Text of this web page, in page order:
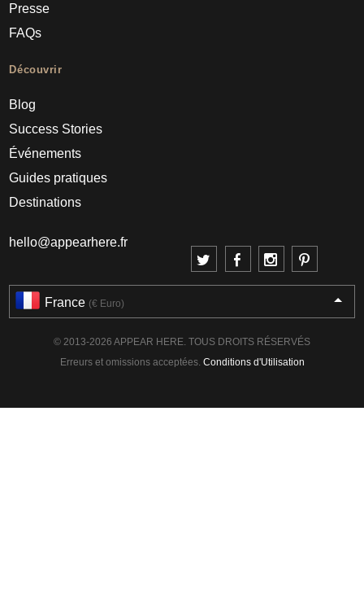
Presse
FAQs
Découvrir
Blog
Success Stories
Événements
Guides pratiques
Destinations
hello@appearhere.fr
France (€ Euro)
© 2013-2026 APPEAR HERE. TOUS DROITS RÉSERVÉS
Erreurs et omissions acceptées. Conditions d'Utilisation